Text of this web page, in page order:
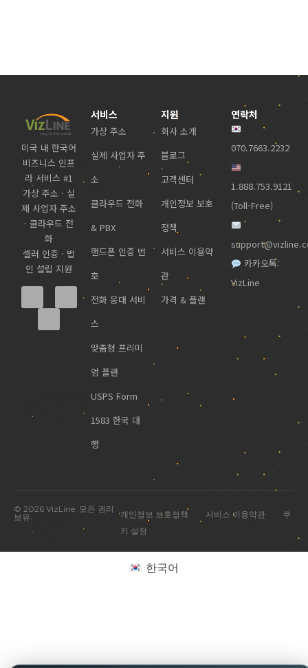
미국 내 한국어
비즈니스 인프
라 서비스 #1
가상 주소 · 실
제 사업자 주소
· 클라우드 전
화
셀러 인증 · 법
인 설립 지원
서비스
가상 주소
실제 사업자 주
소
클라우드 전화
& PBX
핸드폰 인증 번
호
전화 응대 서비
스
맞춤형 프리미
엄 플랜
USPS Form
1583 한국 대
행
지원
회사 소개
블로그
고객센터
개인정보 보호
정책
서비스 이용약
관
가격 & 플랜
연락처
070.7663.2232
1.888.753.9121
(Toll-Free)
카카오톡:
VizLine
© 2026 VizLine. 모든 권리
보유.
개인정보 보호정책 서비스 이용약관
쿠
키 설정
미국 진출 관련 궁금한 점을 물어보세요.
한국어